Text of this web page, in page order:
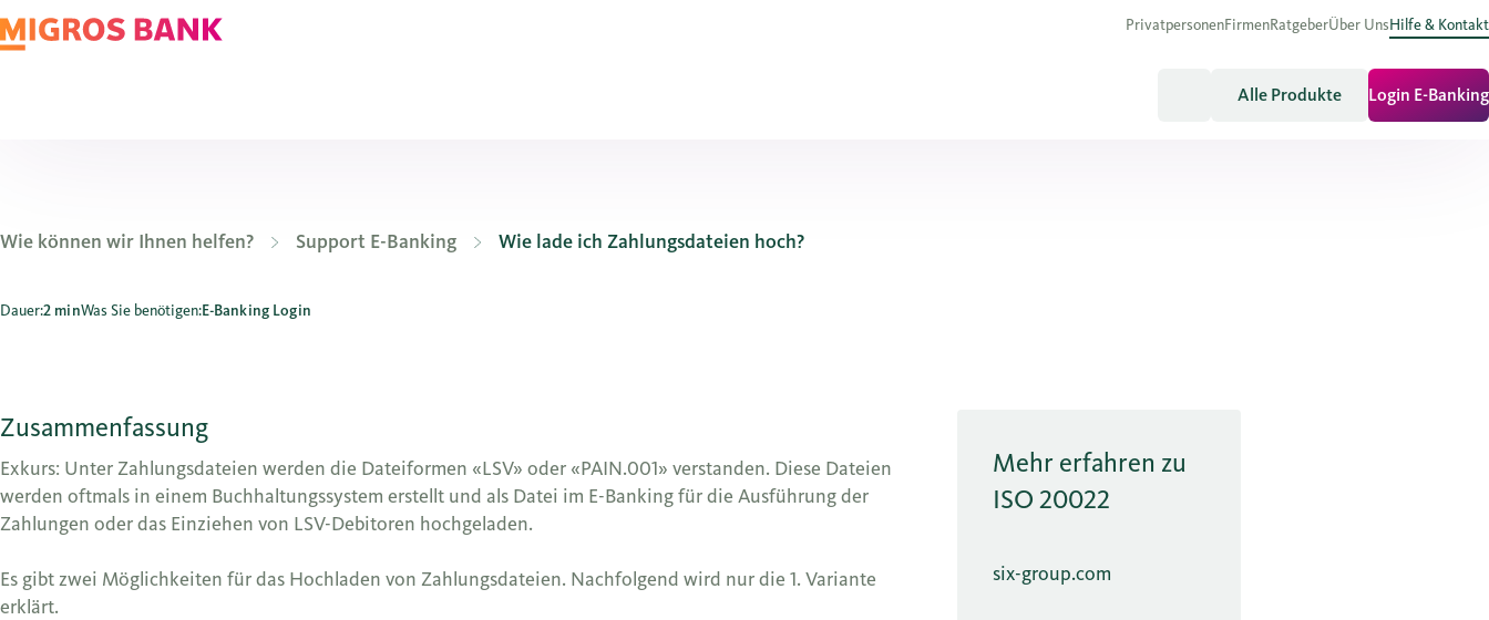
PrivatpersonenFirmenRatgeberÜber UnsHilfe & Kontakt
Alle Produkte Login E-Banking
Wie können wir Ihnen helfen? Support E-Banking Wie lade ich Zahlungsdateien hoch?
Wie lade ich Zahlungsdateien hoch?
Dauer:2 minWas Sie benötigen:E-Banking Login
Zusammenfassung
Exkurs: Unter Zahlungsdateien werden die Dateiformen «LSV» oder «PAIN.001» verstanden. Diese Dateien
werden oftmals in einem Buchhaltungssystem erstellt und als Datei im E-Banking für die Ausführung der
Zahlungen oder das Einziehen von LSV-Debitoren hochgeladen.
Es gibt zwei Möglichkeiten für das Hochladen von Zahlungsdateien. Nachfolgend wird nur die 1. Variante
erklärt.
Mehr erfahren zu
ISO 20022
six-group.com